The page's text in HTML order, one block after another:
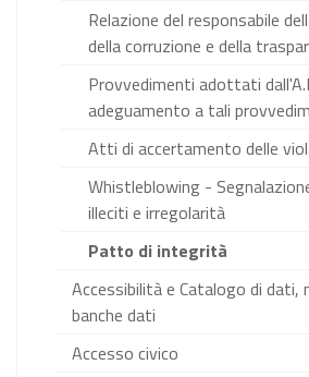
Relazione del responsabile
della corruzione e della
Provvedimenti adottati
adeguamento a tali
Atti di accertamento delle
Whistleblowing -
illeciti e irregolarità
Patto di integrità
Accessibilità e Catalogo di dati,
banche dati
Accesso civico